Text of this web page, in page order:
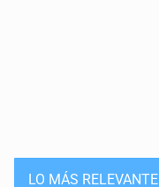
LO MÁS RELEVANTE